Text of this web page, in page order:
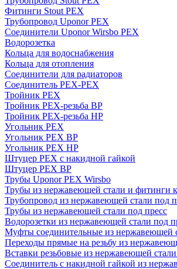
Фитинги Stout PEX
Трубопровод Uponor PEX
Соединители Uponor Wirsbo PEX
Водорозетка
Кольца для водоснабжения
Кольца для отопления
Соединители для радиаторов
Соединитель PEX-PEX
Тройник PEX
Тройник PEX-резьба ВР
Тройник PEX-резьба НР
Угольник PEX
Угольник PEX ВР
Угольник PEX НР
Штуцер PEX c накидной гайкой
Штуцер PEX ВР
Трубы Uponor PEX Wirsbo
Трубы из нержавеющей стали и фитинги
Трубопровод из нержавеющей стали под
Трубы из нержавеющей стали под пресс
Водорозетки из нержавеющей стали под
Муфты соединительные из нержавеющей
Переходы прямые на резьбу из
Вставки резьбовые из нержавеющей
Соединитель с накидной гайкой из